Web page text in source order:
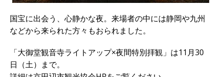
国宝に出会う、心静かな夜。来場者の中には静岡や九州
などから来られた方々もおられました。
「大御堂観音寺ライトアップ×夜間特別拝観」は11月30
日（土）まで。